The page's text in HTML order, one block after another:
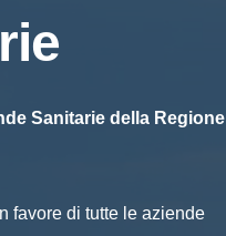
Sanitarie della Regione
favore di tutte le aziende